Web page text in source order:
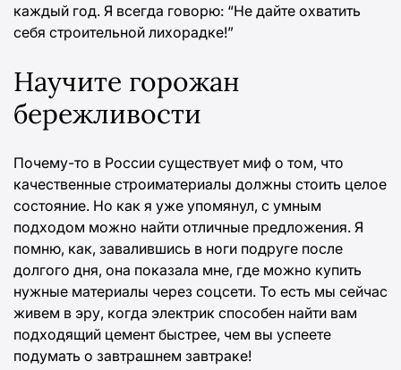
каждый год. Я всегда говорю: “Не дайте охватить
себя строительной лихорадке!”
Научите горожан
бережливости
Почему-то в России существует миф о том, что
качественные строиматериалы должны стоить целое
состояние. Но как я уже упомянул, с умным
подходом можно найти отличные предложения. Я
помню, как, завалившись в ноги подруге после
долгого дня, она показала мне, где можно купить
нужные материалы через соцсети. То есть мы сейчас
живем в эру, когда электрик способен найти вам
подходящий цемент быстрее, чем вы успеете
подумать о завтрашнем завтраке!